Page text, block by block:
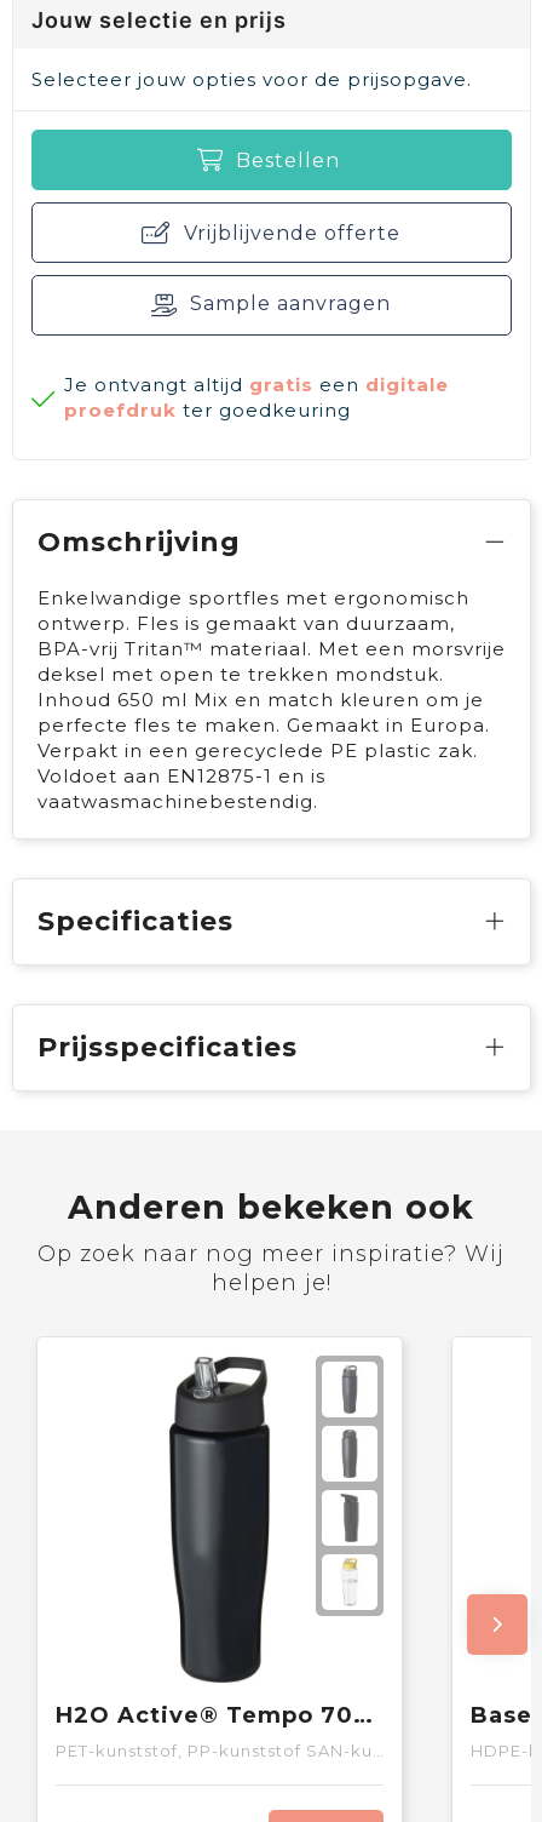
Jouw selectie en prijs
Selecteer jouw opties voor de prijsopgave.
Bestellen
Vrijblijvende offerte
Sample aanvragen
Je ontvangt altijd gratis een digitale
proefdruk ter goedkeuring
Omschrijving
Enkelwandige sportfles met ergonomisch
ontwerp. Fles is gemaakt van duurzaam,
BPA-vrij Tritan™ materiaal. Met een morsvrije
deksel met open te trekken mondstuk.
Inhoud 650 ml Mix en match kleuren om je
perfecte fles te maken. Gemaakt in Europa.
Verpakt in een gerecyclede PE plastic zak.
Voldoet aan EN12875-1 en is
vaatwasmachinebestendig.
Specificaties
Prijsspecificaties
Anderen bekeken ook
Op zoek naar nog meer inspiratie? Wij
helpen je!
H2O Active® Tempo 700 ml sportfles met fliptuitdeksel
PET-kunststof, PP-kunststof SAN-kunststof PE-kunststof HDPE-